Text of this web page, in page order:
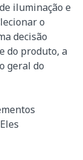
iluminação e
o
decisão
do produto, a
geral do